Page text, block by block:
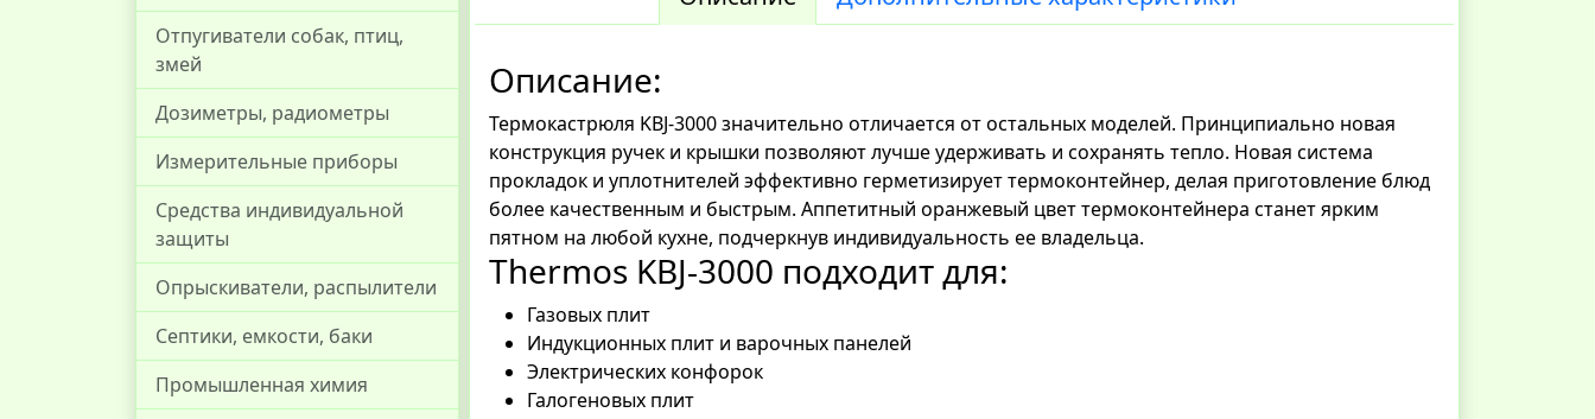
Отпугиватели собак, птиц,
змей
Дозиметры, радиометры
Измерительные приборы
Средства индивидуальной
защиты
Опрыскиватели, распылители
Септики, емкости, баки
Промышленная химия
Описание:
Термокастрюля KBJ-3000 значительно отличается от остальных моделей. Принципиально новая
конструкция ручек и крышки позволяют лучше удерживать и сохранять тепло. Новая система
прокладок и уплотнителей эффективно герметизирует термоконтейнер, делая приготовление блюд
более качественным и быстрым. Аппетитный оранжевый цвет термоконтейнера станет ярким
пятном на любой кухне, подчеркнув индивидуальность ее владельца.
Thermos KBJ-3000 подходит для:
Газовых плит
Индукционных плит и варочных панелей
Электрических конфорок
Галогеновых плит